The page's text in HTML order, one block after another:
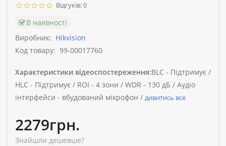
Відгуків: 0
В наявності
Виробник: Hikvision
Код товару: 99-00017760
Характеристики відеоспостереження:BLC - Підтримує /
HLC - Підтримує / ROI - 4 зони / WDR - 130 дБ / Аудіо
інтерфейси - вбудований мікрофон / дивитись все
2279грн.
Знайшли дешевше?